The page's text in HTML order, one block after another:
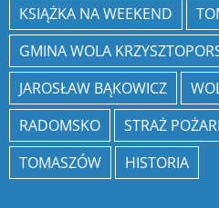
KSIĄŻKA NA WEEKEND
GMINA WOLA
JAROSŁAW BĄKOWICZ
RADOMSKO
STRAŻ
TOMASZÓW
HISTORIA